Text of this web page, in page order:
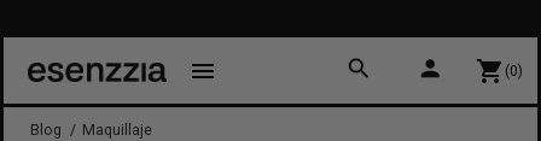
menu search person shopping_cart (0)
Blog Maquillaje